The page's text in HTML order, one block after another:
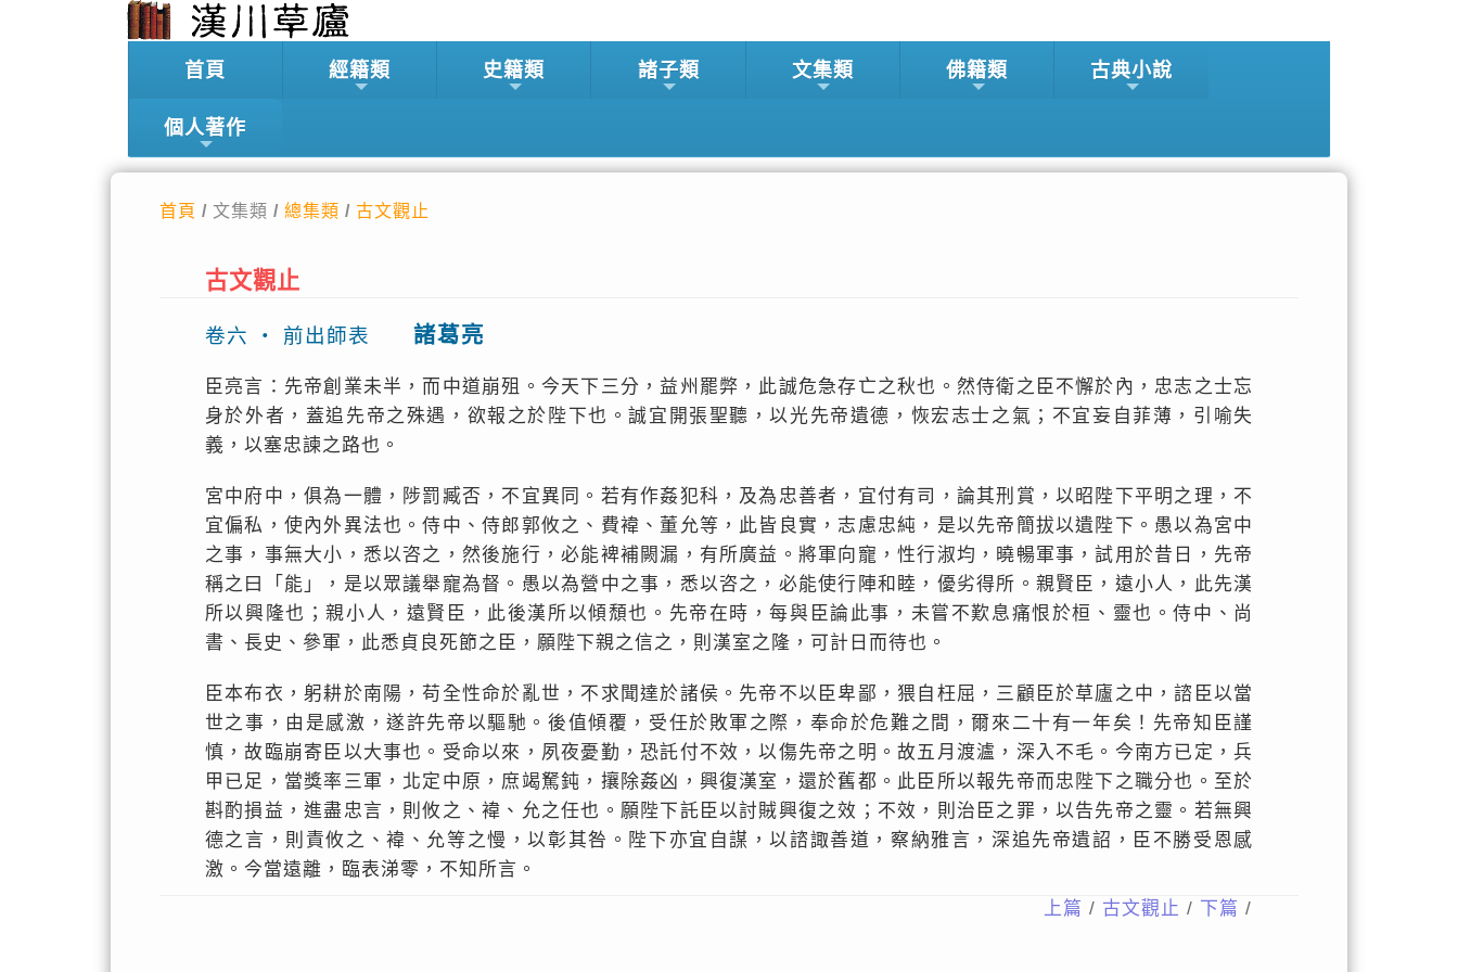
首頁 經籍類 史籍類 諸子類 文集類 佛籍類 古典小說
個人著作
首頁 / 文集類 / 總集類 / 古文觀止
古文觀止
卷六 ‧ 前出師表 諸葛亮
臣亮言：先帝創業未半，而中道崩殂。今天下三分，益州罷弊，此誠危急存亡之秋也。然侍衛之臣不懈於內，忠志之士忘
身於外者，蓋追先帝之殊遇，欲報之於陛下也。誠宜開張聖聽，以光先帝遺德，恢宏志士之氣；不宜妄自菲薄，引喻失
義，以塞忠諫之路也。
宮中府中，俱為一體，陟罰臧否，不宜異同。若有作姦犯科，及為忠善者，宜付有司，論其刑賞，以昭陛下平明之理，不
宜偏私，使內外異法也。侍中、侍郎郭攸之、費褘、董允等，此皆良實，志慮忠純，是以先帝簡拔以遺陛下。愚以為宮中
之事，事無大小，悉以咨之，然後施行，必能裨補闕漏，有所廣益。將軍向寵，性行淑均，曉暢軍事，試用於昔日，先帝
稱之曰「能」，是以眾議舉寵為督。愚以為營中之事，悉以咨之，必能使行陣和睦，優劣得所。親賢臣，遠小人，此先漢
所以興隆也；親小人，遠賢臣，此後漢所以傾頹也。先帝在時，每與臣論此事，未嘗不歎息痛恨於桓、靈也。侍中、尚
書、長史、參軍，此悉貞良死節之臣，願陛下親之信之，則漢室之隆，可計日而待也。
臣本布衣，躬耕於南陽，苟全性命於亂世，不求聞達於諸侯。先帝不以臣卑鄙，猥自枉屈，三顧臣於草廬之中，諮臣以當
世之事，由是感激，遂許先帝以驅馳。後值傾覆，受任於敗軍之際，奉命於危難之間，爾來二十有一年矣！先帝知臣謹
慎，故臨崩寄臣以大事也。受命以來，夙夜憂勤，恐託付不效，以傷先帝之明。故五月渡瀘，深入不毛。今南方已定，兵
甲已足，當獎率三軍，北定中原，庶竭駑鈍，攘除姦凶，興復漢室，還於舊都。此臣所以報先帝而忠陛下之職分也。至於
斟酌損益，進盡忠言，則攸之、褘、允之任也。願陛下託臣以討賊興復之效；不效，則治臣之罪，以告先帝之靈。若無興
德之言，則責攸之、褘、允等之慢，以彰其咎。陛下亦宜自謀，以諮諏善道，察納雅言，深追先帝遺詔，臣不勝受恩感
激。今當遠離，臨表涕零，不知所言。
上篇 / 古文觀止 / 下篇 /